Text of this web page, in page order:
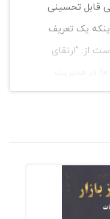
قابل تحسینی
یک تعریف
از: "ارتقای
در مدیریت
فشار
و بهبود
یک رشد خطی
می‌خواهیم